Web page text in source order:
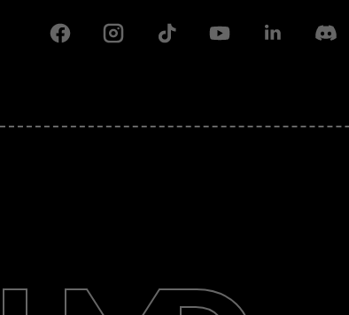
Asistență
FacebookInstagramTiktok YoutubeLinkedin